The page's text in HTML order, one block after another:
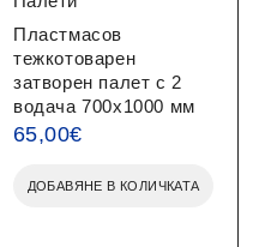
Пластмасов
тежкотоварен
затворен палет с 2
водача 700x1000 мм
65,00€
ДОБАВЯНЕ В КОЛИЧКАТА